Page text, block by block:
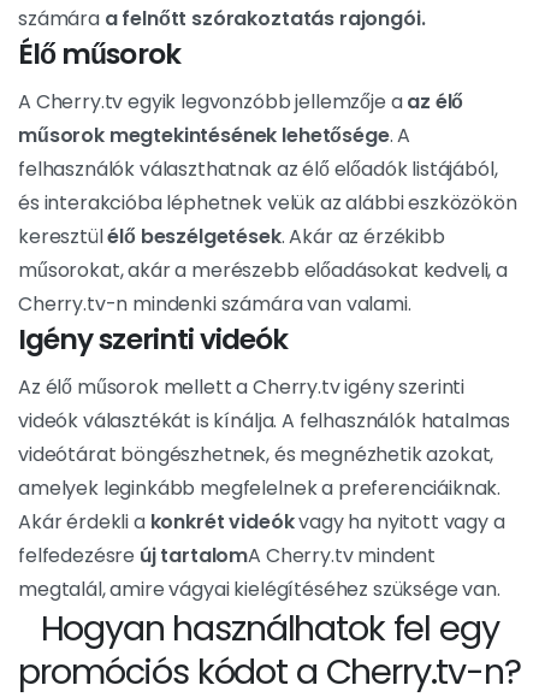
számára a felnőtt szórakoztatás rajongói.
Élő műsorok
A Cherry.tv egyik legvonzóbb jellemzője aaz élő
műsorok megtekintésének lehetősége. A
felhasználók választhatnak az élő előadók listájából,
és interakcióba léphetnek velük az alábbi eszközökön
keresztülélő beszélgetések. Akár az érzékibb
műsorokat, akár a merészebb előadásokat kedveli, a
Cherry.tv-n mindenki számára van valami.
Igény szerinti videók
Az élő műsorok mellett a Cherry.tv igény szerinti
videók választékát is kínálja. A felhasználók hatalmas
videótárat böngészhetnek, és megnézhetik azokat,
amelyek leginkább megfelelnek a preferenciáiknak.
Akár érdekli a konkrét videókvagy ha nyitott vagy a
felfedezésre új tartalomA Cherry.tv mindent
megtalál, amire vágyai kielégítéséhez szüksége van.
Hogyan használhatok fel egy
promóciós kódot a Cherry.tv-n?